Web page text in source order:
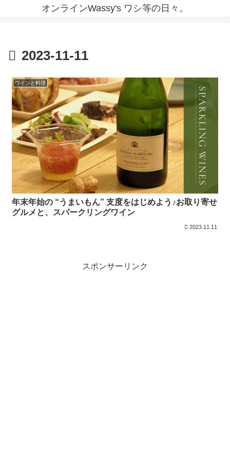
オンラインWassy's ワシ等の日々。
2023-11-11
ワインと料理
年末年始の “うまいもん” 支度をはじめよう♪お取り寄せ
グルメと、スパークリングワイン
2023.11.11
スポンサーリンク